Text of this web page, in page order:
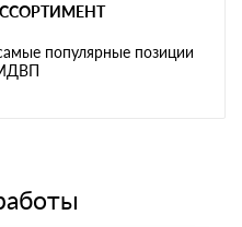
популярные позиции